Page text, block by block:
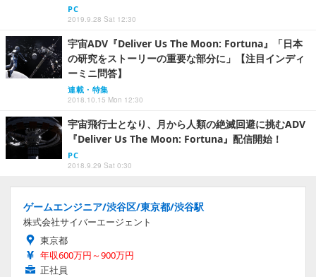
PC
2019.9.28 Sat 12:30
宇宙ADV『Deliver Us The Moon: Fortuna』「日本
の研究をストーリーの重要な部分に」【注目インディ
ーミニ問答】
連載・特集
2018.10.15 Mon 12:30
宇宙飛行士となり、月から人類の絶滅回避に挑むADV
『Deliver Us The Moon: Fortuna』配信開始！
PC
2018.9.29 Sat 0:30
ゲームエンジニア/渋谷区/東京都/渋谷駅
株式会社サイバーエージェント
東京都
年収600万円～900万円
正社員